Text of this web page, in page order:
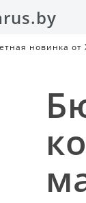
новинка от